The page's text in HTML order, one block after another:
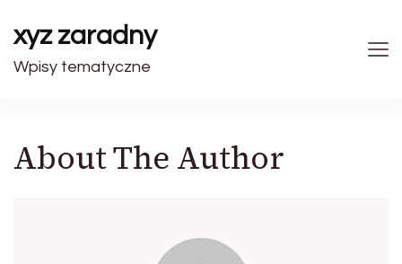
xyz zaradny
Wpisy tematyczne
About The Author